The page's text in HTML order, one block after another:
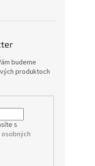
budeme
produktoch
s